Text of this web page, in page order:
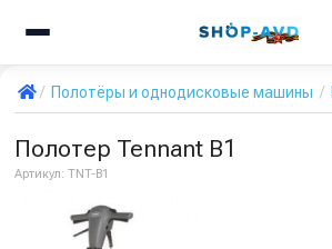
Полотёры и однодисковые машины
Полотер Tennant B1
Артикул: TNT-B1